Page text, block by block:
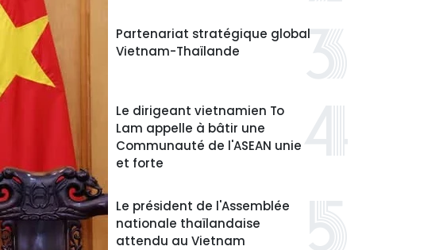
Partenariat stratégique global
Vietnam-Thaïlande
Le dirigeant vietnamien To
Lam appelle à bâtir une
Communauté de l'ASEAN unie
et forte
Le président de l'Assemblée
nationale thaïlandaise
attendu au Vietnam